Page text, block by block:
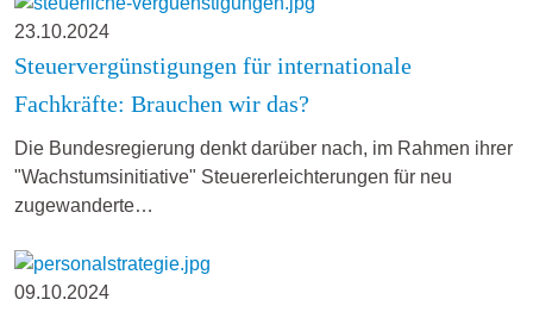
23.10.2024
Steuervergünstigungen für internationale
Fachkräfte: Brauchen wir das?
Die Bundesregierung denkt darüber nach, im Rahmen ihrer
"Wachstumsinitiative" Steuererleichterungen für neu
zugewanderte…
09.10.2024